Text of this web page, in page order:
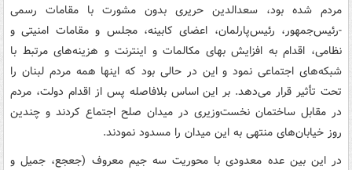
مردم شده بود، سعدالدین حریری بدون مشورت با مقامات رسمی
-رئیس‌جمهور، رئیس‌پارلمان، اعضای کابینه، مجلس و مقامات امنیتی و
نظامی، اقدام به افزایش بهای مکالمات و اینترنت و هزینه‌های مرتبط با
شبکه‌های اجتماعی نمود و این در حالی بود که اینها همه مردم لبنان را
تحت تأثیر قرار می‌دهد. بر این اساس بلافاصله پس از اقدام دولت، مردم
در مقابل ساختمان نخست‌وزیری در میدان صلح اجتماع کردند و چندین
روز خیابان‌های منتهی به این میدان را مسدود نمودند.
در این بین عده معدودی با محوریت سه جیم معروف (جعجع، جمیل و